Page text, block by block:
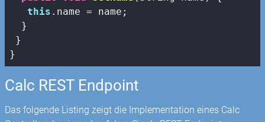
this .name = name;
  }
}
Calc REST Endpoint
Das folgende Listing zeigt die Implementation eines Calc